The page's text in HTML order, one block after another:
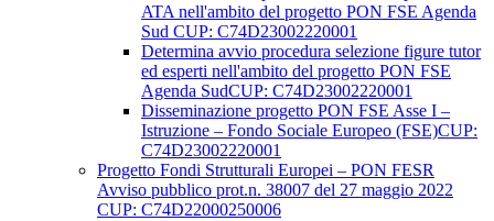
ATA nell'ambito del progetto PON FSE Agenda
Sud CUP: C74D23002220001
Determina avvio procedura selezione figure tutor
ed esperti nell'ambito del progetto PON FSE
Agenda SudCUP: C74D23002220001
Disseminazione progetto PON FSE Asse I –
Istruzione – Fondo Sociale Europeo (FSE)CUP:
C74D23002220001
Progetto Fondi Strutturali Europei – PON FESR
Avviso pubblico prot.n. 38007 del 27 maggio 2022
CUP: C74D22000250006